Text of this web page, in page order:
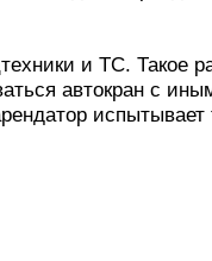
и ТС. Такое
автокран с